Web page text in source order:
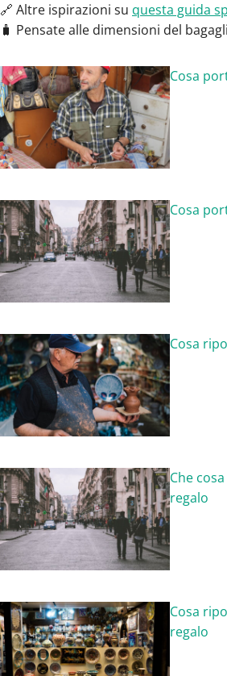
🔗 Altre ispirazioni su questa guida
🧳 Pensate alle dimensioni del
Cosa
Cosa
Cosa
Che
regalo
Cosa
regalo